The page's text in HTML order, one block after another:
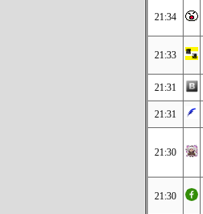
21:34
21:33
21:31
21:31
21:30
21:30